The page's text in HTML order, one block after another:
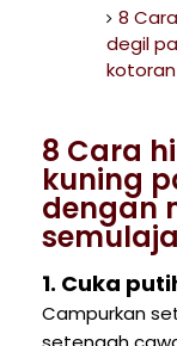
8
degil
kotoran
8 Cara
kuning
dengan
1. Cuka
Campurkan